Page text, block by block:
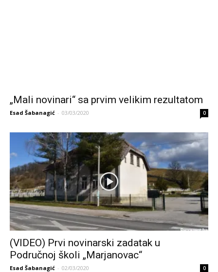
„Mali novinari“ sa prvim velikim rezultatom
Esad Šabanagić - 03/03/2020 0
(VIDEO) Prvi novinarski zadatak u
Područnoj školi „Marjanovac“
Esad Šabanagić - 02/03/2020 0